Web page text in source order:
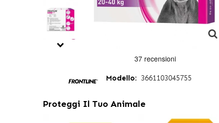
Modello: 3661103045755
Proteggi Il Tuo Animale